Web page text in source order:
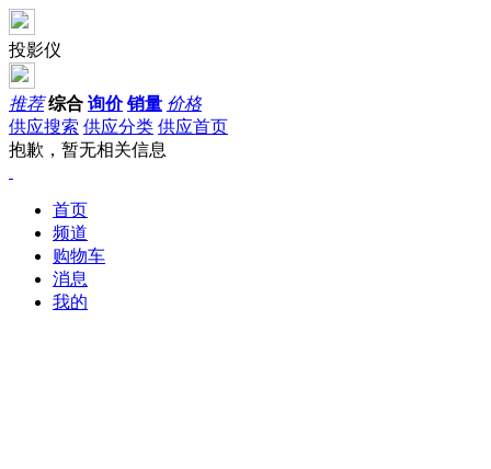
投影仪
推荐 综合 询价 销量 价格
供应搜索 供应分类 供应首页
抱歉，暂无相关信息
首页
频道
购物车
消息
我的